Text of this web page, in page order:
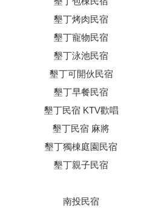
墾丁烤肉民宿
墾丁寵物民宿
墾丁泳池民宿
墾丁可開伙民宿
墾丁早餐民宿
墾丁民宿 KTV歡唱
墾丁民宿 麻將
墾丁獨棟庭園民宿
墾丁親子民宿
南投民宿